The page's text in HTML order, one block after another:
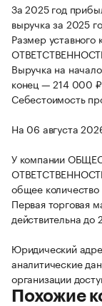
За 2025 год
выручка за 2025
Размер
Выручка на
конец — 214 000
Себестоимость
На 06 августа
У компании
общее количество
Первая торговая
действительна до
Юридический
аналитические
организации
Похожие